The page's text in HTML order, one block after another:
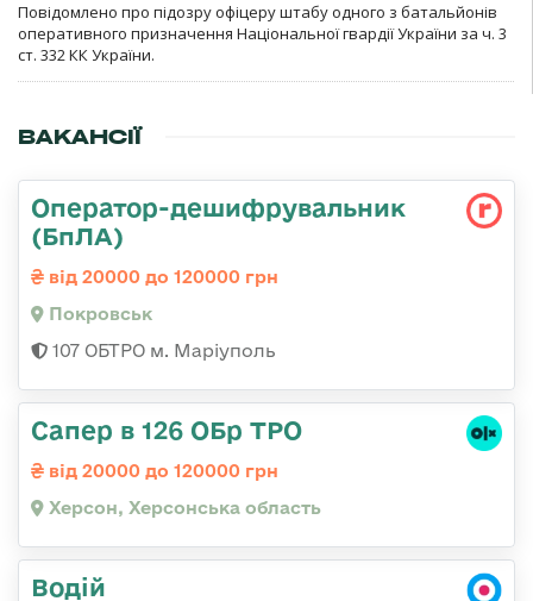
Повідомлено про підозру офіцеру штабу одного з батальйонів
оперативного призначення Національної гвардії України за ч. 3
ст. 332 КК України.
ВАКАНСІЇ
Оператор-дешифрувальник
(БпЛА)
від 20000 до 120000 грн
Покровськ
107 ОБТРО м. Маріуполь
Сапер в 126 ОБр ТРО
від 20000 до 120000 грн
Херсон, Херсонська область
Водій